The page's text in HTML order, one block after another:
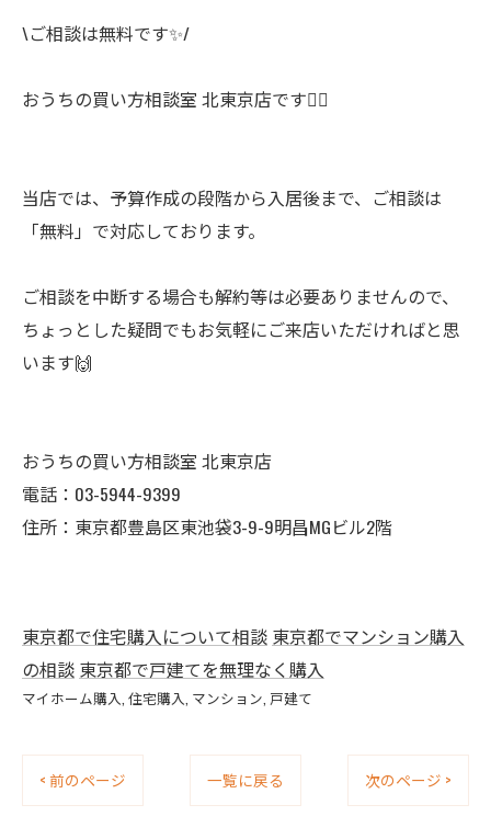
\ご相談は無料です✨/
おうちの買い方相談室 北東京店です🙋‍♂️
当店では、予算作成の段階から入居後まで、ご相談は
「無料」で対応しております。
ご相談を中断する場合も解約等は必要ありませんので、
ちょっとした疑問でもお気軽にご来店いただければと思
います🙌
おうちの買い方相談室 北東京店
電話：03-5944-9399
住所：東京都豊島区東池袋3-9-9明昌MGビル2階
東京都で住宅購入について相談 東京都でマンション購入
の相談 東京都で戸建てを無理なく購入
マイホーム購入 住宅購入 マンション 戸建て
< 前のページ 一覧に戻る 次のページ >